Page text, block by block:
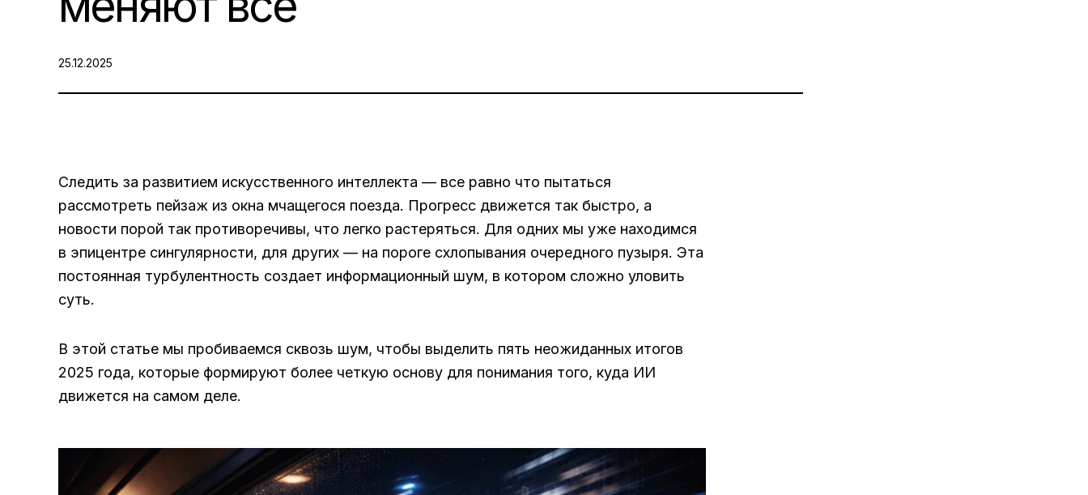
POSTED
25.12.2025
Следить за развитием искусственного интеллекта — все равно что пытаться
рассмотреть пейзаж из окна мчащегося поезда. Прогресс движется так быстро, а
новости порой так противоречивы, что легко растеряться. Для одних мы уже находимся
в эпицентре сингулярности, для других — на пороге схлопывания очередного пузыря. Эта
постоянная турбулентность создает информационный шум, в котором сложно уловить
суть.
В этой статье мы пробиваемся сквозь шум, чтобы выделить пять неожиданных итогов
2025 года, которые формируют более четкую основу для понимания того, куда ИИ
движется на самом деле.